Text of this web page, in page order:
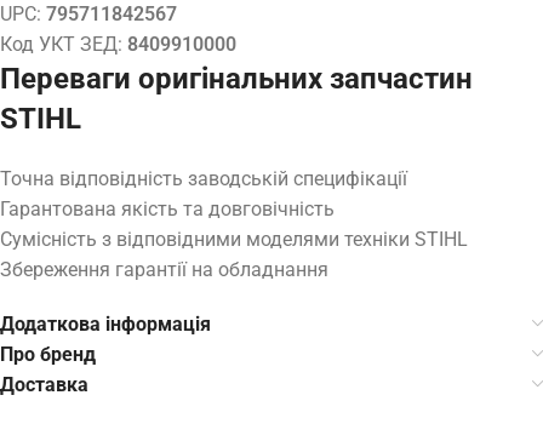
UPC: 795711842567
Код УКТ ЗЕД: 8409910000
Переваги оригінальних запчастин
STIHL
Точна відповідність заводській специфікації
Гарантована якість та довговічність
Сумісність з відповідними моделями техніки STIHL
Збереження гарантії на обладнання
Додаткова інформація
Про бренд
Доставка